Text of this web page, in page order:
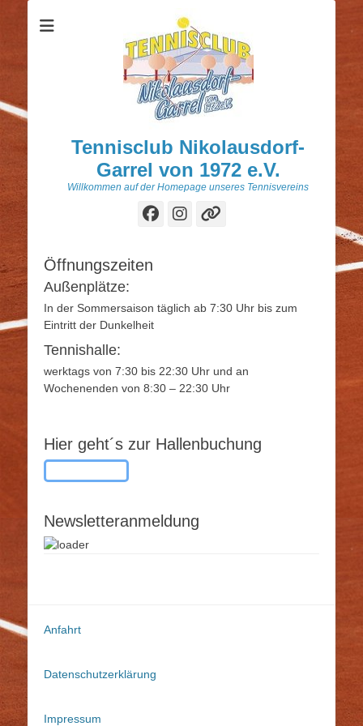
Tennisclub Nikolausdorf-
Garrel von 1972 e.V.
Willkommen auf der Homepage unseres Tennisvereins
Facebook
Instagram
Verknüpfung
Öffnungszeiten
Außenplätze:
In der Sommersaison täglich ab 7:30 Uhr bis zum
Eintritt der Dunkelheit
Tennishalle:
werktags von 7:30 bis 22:30 Uhr und an
Wochenenden von 8:30 – 22:30 Uhr
Hier geht´s zur Hallenbuchung
Newsletteranmeldung
Anfahrt
Datenschutzerklärung
Impressum